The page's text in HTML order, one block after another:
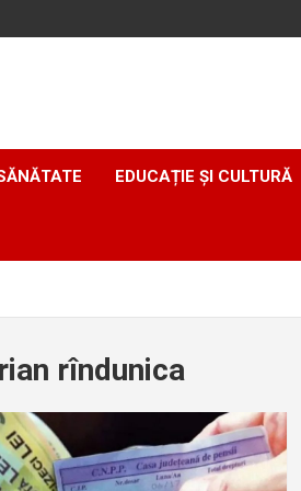
EDUCAȚIE ȘI CULTURĂ
rîndunica